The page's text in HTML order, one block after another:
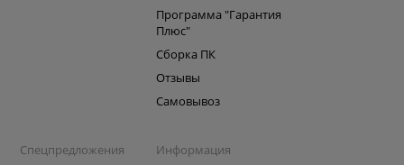
Программа "Гарантия
Плюс"
Сборка ПК
Отзывы
Самовывоз
Спецпредложения
Информация